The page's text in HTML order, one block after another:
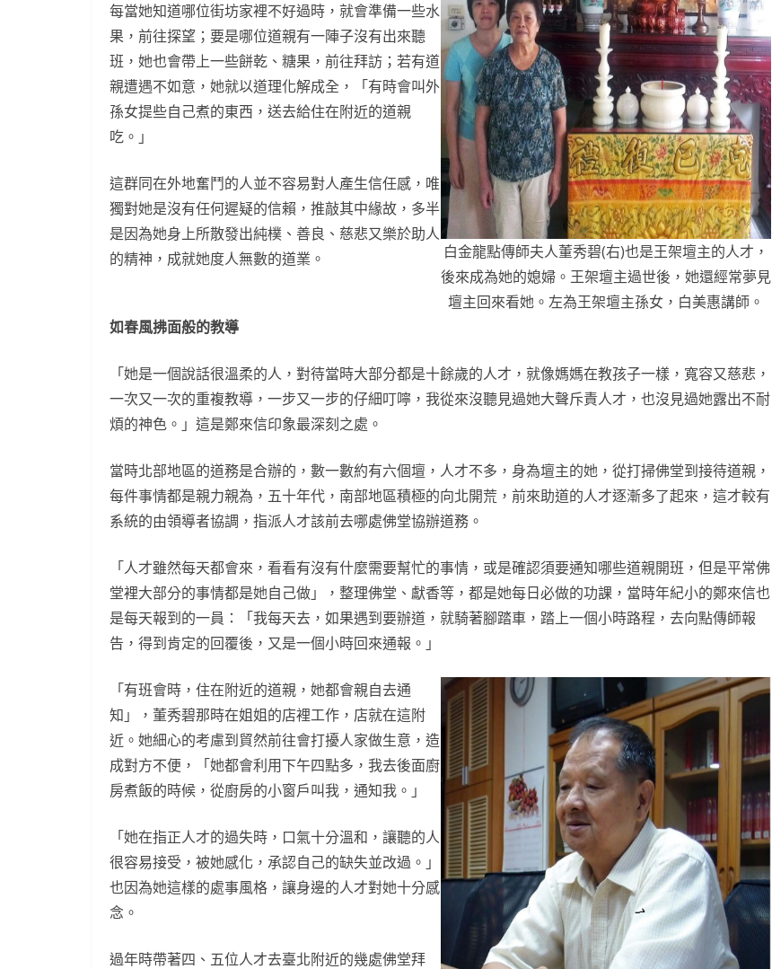
每當她知道哪位街坊家裡不好過時，就會準備一些水
果，前往探望；要是哪位道親有一陣子沒有出來聽
班，她也會帶上一些餅乾、糖果，前往拜訪；若有道
親遭遇不如意，她就以道理化解成全，「有時會叫外
孫女提些自己煮的東西，送去給住在附近的道親
吃。」
這群同在外地奮鬥的人並不容易對人產生信任感，唯
獨對她是沒有任何遲疑的信賴，推敲其中緣故，多半
是因為她身上所散發出純樸、善良、慈悲又樂於助人
的精神，成就她度人無數的道業。
白金龍點傳師夫人董秀碧(右)也是王架壇主的人才，
後來成為她的媳婦。王架壇主過世後，她還經常夢見
壇主回來看她。左為王架壇主孫女，白美惠講師。
如春風拂面般的教導
「她是一個說話很溫柔的人，對待當時大部分都是十餘歲的人才，就像媽媽在教孩子一樣，寬容又慈悲，
一次又一次的重複教導，一步又一步的仔細叮嚀，我從來沒聽見過她大聲斥責人才，也沒見過她露出不耐
煩的神色。」這是鄭來信印象最深刻之處。
當時北部地區的道務是合辦的，數一數約有六個壇，人才不多，身為壇主的她，從打掃佛堂到接待道親，
每件事情都是親力親為，五十年代，南部地區積極的向北開荒，前來助道的人才逐漸多了起來，這才較有
系統的由領導者協調，指派人才該前去哪處佛堂協辦道務。
「人才雖然每天都會來，看看有沒有什麼需要幫忙的事情，或是確認須要通知哪些道親開班，但是平常佛
堂裡大部分的事情都是她自己做」，整理佛堂、獻香等，都是她每日必做的功課，當時年紀小的鄭來信也
是每天報到的一員：「我每天去，如果遇到要辦道，就騎著腳踏車，踏上一個小時路程，去向點傳師報
告，得到肯定的回覆後，又是一個小時回來通報。」
「有班會時，住在附近的道親，她都會親自去通
知」，董秀碧那時在姐姐的店裡工作，店就在這附
近。她細心的考慮到貿然前往會打擾人家做生意，造
成對方不便，「她都會利用下午四點多，我去後面廚
房煮飯的時候，從廚房的小窗戶叫我，通知我。」
「她在指正人才的過失時，口氣十分溫和，讓聽的人
很容易接受，被她感化，承認自己的缺失並改過。」
也因為她這樣的處事風格，讓身邊的人才對她十分感
念。
過年時帶著四、五位人才去臺北附近的幾處佛堂拜